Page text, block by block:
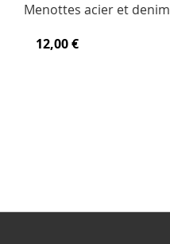
Menottes acier et denim
12,00 €